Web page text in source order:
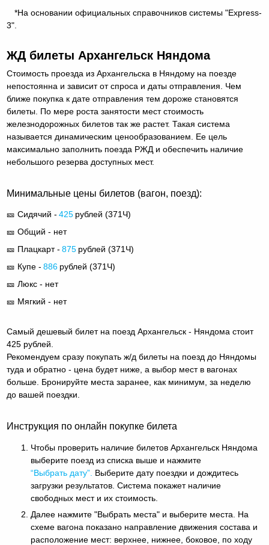
*На основании официальных справочников системы "Express-
3".
ЖД билеты Архангельск Няндома
Стоимость проезда из Архангельска в Няндому на поезде
непостоянна и зависит от спроса и даты отправления. Чем
ближе покупка к дате отправления тем дороже становятся
билеты. По мере роста занятости мест стоимость
железнодорожных билетов так же растет. Такая система
называется динамическим ценообразованием. Ее цель
максимально заполнить поезда РЖД и обеспечить наличие
небольшого резерва доступных мест.
Минимальные цены билетов (вагон, поезд):
🎫 Сидячий - 425 рублей (371Ч)
🎫 Общий - нет
🎫 Плацкарт - 875 рублей (371Ч)
🎫 Купе - 886 рублей (371Ч)
🎫 Люкс - нет
🎫 Мягкий - нет
Самый дешевый билет на поезд Архангельск - Няндома стоит
425 рублей.
Рекомендуем сразу покупать ж/д билеты на поезд до Няндомы
туда и обратно - цена будет ниже, а выбор мест в вагонах
больше. Бронируйте места заранее, как минимум, за неделю
до вашей поездки.
Инструкция по онлайн покупке билета
Чтобы проверить наличие билетов Архангельск Няндома
выберите поезд из списка выше и нажмите
“Выбрать дату”. Выберите дату поездки и дождитесь
загрузки результатов. Система покажет наличие
свободных мест и их стоимость.
Далее нажмите "Выбрать места" и выберите места. На
схеме вагона показано направление движения состава и
расположение мест: верхнее, нижнее, боковое, по ходу